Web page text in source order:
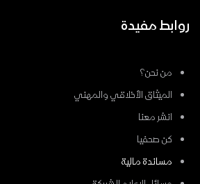
روابط مفيدة
من نحن؟
الميثاق الأخلاقي والمهني
انشر معنا
كن صحفيا
مساندة مالية